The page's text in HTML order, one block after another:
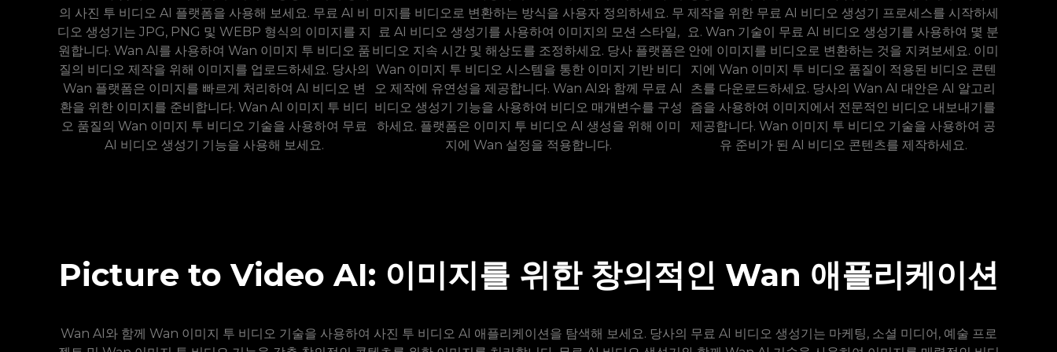
의 사진 투 비디오 AI 플랫폼을 사용해 보세요. 무료 AI 비
디오 생성기는 JPG, PNG 및 WEBP 형식의 이미지를 지
원합니다. Wan AI를 사용하여 Wan 이미지 투 비디오 품
질의 비디오 제작을 위해 이미지를 업로드하세요. 당사의
Wan 플랫폼은 이미지를 빠르게 처리하여 AI 비디오 변
환을 위한 이미지를 준비합니다. Wan AI 이미지 투 비디
오 품질의 Wan 이미지 투 비디오 기술을 사용하여 무료
AI 비디오 생성기 기능을 사용해 보세요.
미지를 비디오로 변환하는 방식을 사용자 정의하세요. 무
료 AI 비디오 생성기를 사용하여 이미지의 모션 스타일,
비디오 지속 시간 및 해상도를 조정하세요. 당사 플랫폼은
Wan 이미지 투 비디오 시스템을 통한 이미지 기반 비디
오 제작에 유연성을 제공합니다. Wan AI와 함께 무료 AI
비디오 생성기 기능을 사용하여 비디오 매개변수를 구성
하세요. 플랫폼은 이미지 투 비디오 AI 생성을 위해 이미
지에 Wan 설정을 적용합니다.
제작을 위한 무료 AI 비디오 생성기 프로세스를 시작하세
요. Wan 기술이 무료 AI 비디오 생성기를 사용하여 몇 분
안에 이미지를 비디오로 변환하는 것을 지켜보세요. 이미
지에 Wan 이미지 투 비디오 품질이 적용된 비디오 콘텐
츠를 다운로드하세요. 당사의 Wan AI 대안은 AI 알고리
즘을 사용하여 이미지에서 전문적인 비디오 내보내기를
제공합니다. Wan 이미지 투 비디오 기술을 사용하여 공
유 준비가 된 AI 비디오 콘텐츠를 제작하세요.
Picture to Video AI: 이미지를 위한 창의적인 Wan 애플리케이션
Wan AI와 함께 Wan 이미지 투 비디오 기술을 사용하여 사진 투 비디오 AI 애플리케이션을 탐색해 보세요. 당사의 무료 AI 비디오 생성기는 마케팅, 소셜 미디어, 예술 프로